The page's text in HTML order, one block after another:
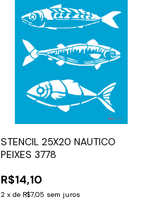
STENCIL 25X20 NAUTICO
PEIXES 3778
R$14,10
2 x de R$7,05 sem juros